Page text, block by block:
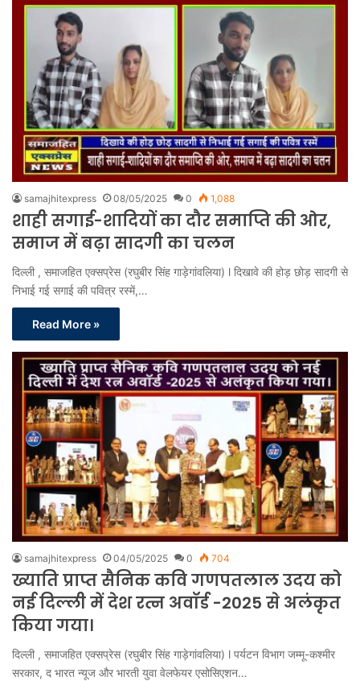
samajhitexpress 08/05/2025 0 1,088
शाही सगाई-शादियों का दौर समाप्ति की ओर,
समाज में बढ़ा सादगी का चलन
दिल्ली , समाजहित एक्सप्रेस (रघुबीर सिंह गाड़ेगांवलिया) l दिखावे की होड़ छोड़ सादगी से
निभाई गई सगाई की पवित्र रस्में,…
Read More »
samajhitexpress 04/05/2025 0 704
ख्याति प्राप्त सैनिक कवि गणपतलाल उदय को
नई दिल्ली में देश रत्न अवॉर्ड -2025 से अलंकृत
किया गया।
दिल्ली , समाजहित एक्सप्रेस (रघुबीर सिंह गाड़ेगांवलिया) l पर्यटन विभाग जम्मू-कश्मीर
सरकार, द भारत न्यूज और भारती युवा वेलफेयर एसोसिएशन…